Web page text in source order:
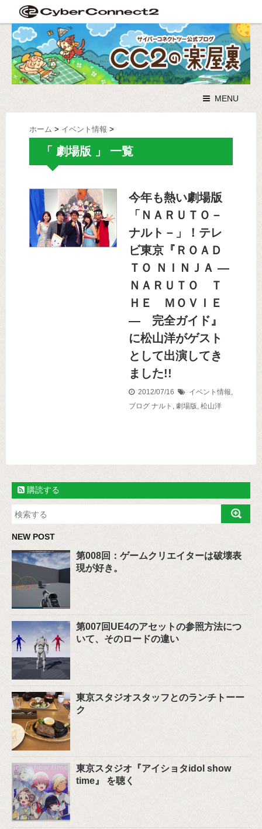
MENU
ホーム > イベント情報 >
「 劇場版 」 一覧
今年も熱い劇場版
「ＮＡＲＵＴＯ－
ナルト－」！テレ
ビ東京『ＲＯＡＤ
ＴＯ ＮＩＮＪＡ —
ＮＡＲＵＴＯ Ｔ
ＨＥ ＭＯＶＩＥ
— 完全ガイド』
に松山洋がゲスト
として出演してき
ました!!
2012/07/16 イベント情報,
ブログ ナルト , 劇場版, 松山洋
購読する
NEW POST
第008回：ゲームクリエイターは破壊表
現が好き。
第007回UE4のアセットの参照方法につ
いて、そのロードの違い
東京スタジオスタッフとのランチトーー
ク
東京スタジオ『アイショタidol show
time』 を聴く